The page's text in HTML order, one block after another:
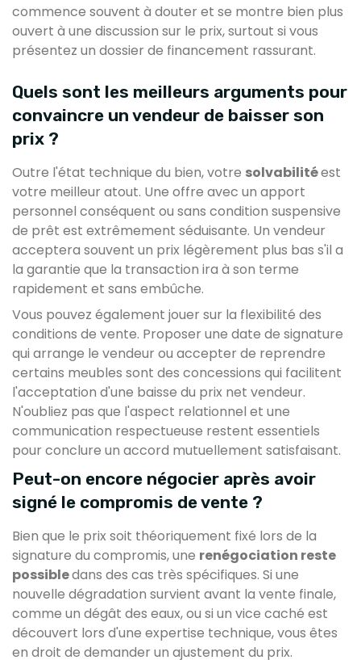
commence souvent à douter et se montre bien plus
ouvert à une discussion sur le prix, surtout si vous
présentez un dossier de financement rassurant.
Quels sont les meilleurs arguments pour
convaincre un vendeur de baisser son
prix ?
Outre l'état technique du bien, votre solvabilitéest
votre meilleur atout. Une offre avec un apport
personnel conséquent ou sans condition suspensive
de prêt est extrêmement séduisante. Un vendeur
acceptera souvent un prix légèrement plus bas s'il a
la garantie que la transaction ira à son terme
rapidement et sans embûche.
Vous pouvez également jouer sur la flexibilité des
conditions de vente. Proposer une date de signature
qui arrange le vendeur ou accepter de reprendre
certains meubles sont des concessions qui facilitent
l'acceptation d'une baisse du prix net vendeur.
N'oubliez pas que l'aspect relationnel et une
communication respectueuse restent essentiels
pour conclure un accord mutuellement satisfaisant.
Peut-on encore négocier après avoir
signé le compromis de vente ?
Bien que le prix soit théoriquement fixé lors de la
signature du compromis, une renégociation reste
possibledans des cas très spécifiques. Si une
nouvelle dégradation survient avant la vente finale,
comme un dégât des eaux, ou si un vice caché est
découvert lors d'une expertise technique, vous êtes
en droit de demander un ajustement du prix.